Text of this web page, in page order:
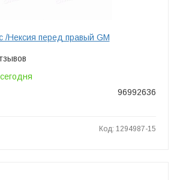
/Нексия перед правый GM
96992636
Код: 1294987-15